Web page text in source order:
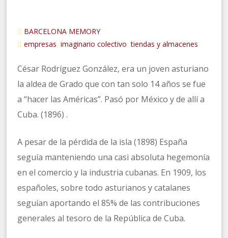
BARCELONA MEMORY
empresas,imaginario colectivo,tiendas y almacenes
César Rodríguez González, era un joven asturiano
la aldea de Grado que con tan solo 14 años se fue
a “hacer las Américas”. Pasó por México y de allí a
Cuba. (1896) .
A pesar de la pérdida de la isla (1898) España
seguía manteniendo una casi absoluta hegemonía
en el comercio y la industria cubanas. En 1909, los
españoles, sobre todo asturianos y catalanes
seguían aportando el 85% de las contribuciones
generales al tesoro de la República de Cuba.